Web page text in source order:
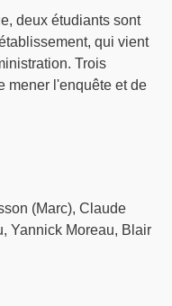
deux étudiants sont
qui vient
Trois
mener l'enquête et de
(Marc), Claude
Yannick Moreau, Blair